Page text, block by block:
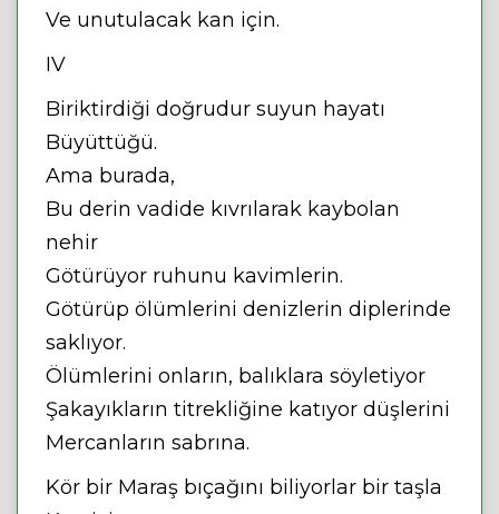
Ve unutulacak kan için.
IV
Biriktirdiği doğrudur suyun hayatı
Büyüttüğü.
Ama burada,
Bu derin vadide kıvrılarak kaybolan
nehir
Götürüyor ruhunu kavimlerin.
Götürüp ölümlerini denizlerin diplerinde
saklıyor.
Ölümlerini onların, balıklara söyletiyor
Şakayıkların titrekliğine katıyor düşlerini
Mercanların sabrına.
Kör bir Maraş bıçağını biliyorlar bir taşla